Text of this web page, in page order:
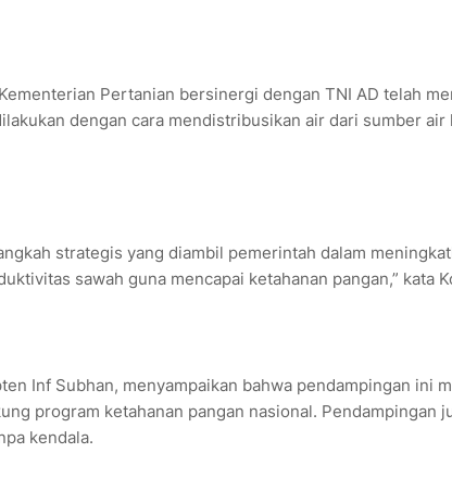
Pertanian bersinergi dengan TNI AD telah
dengan cara mendistribusikan air dari sumber air
strategis yang diambil pemerintah dalam
sawah guna mencapai ketahanan pangan,” kata
Inf Subhan, menyampaikan bahwa pendampingan ini
program ketahanan pangan nasional. Pendampingan
kendala.